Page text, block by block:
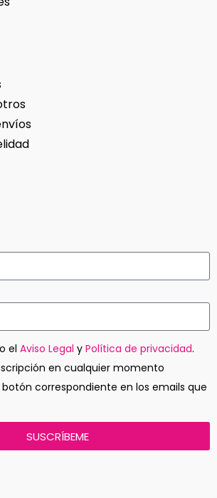
el Aviso Legal y Política de privacidad.
en cualquier momento
correspondiente en los emails que
SUSCRÍBEME